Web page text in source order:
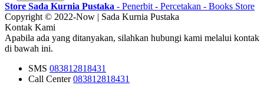
Store Sada Kurnia Pustaka - Penerbit - Percetakan - Books Store
Copyright © 2022-Now | Sada Kurnia Pustaka
Kontak Kami
Apabila ada yang ditanyakan, silahkan hubungi kami melalui kontak
di bawah ini.
SMS 083812818431
Call Center083812818431